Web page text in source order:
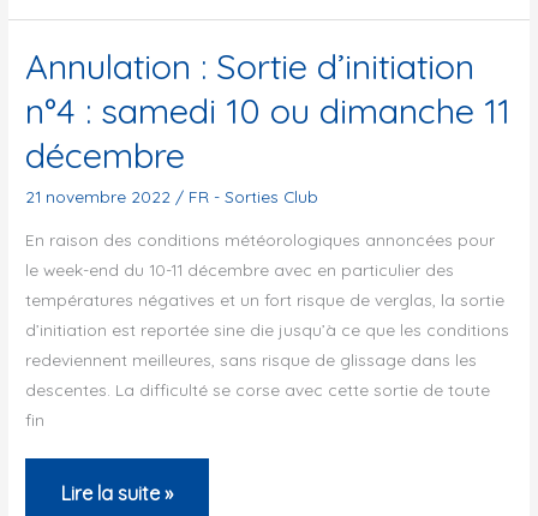
remise
récompenses
et
présentation
7
janvier
2023
Annulation : Sortie d’initiation
n°4 : samedi 10 ou dimanche 11
décembre
21 novembre 2022 / FR - Sorties Club
En raison des conditions météorologiques annoncées pour
le week-end du 10-11 décembre avec en particulier des
températures négatives et un fort risque de verglas, la sortie
d’initiation est reportée sine die jusqu’à ce que les conditions
redeviennent meilleures, sans risque de glissage dans les
descentes. La difficulté se corse avec cette sortie de toute
fin
Annulation
Lire la suite »